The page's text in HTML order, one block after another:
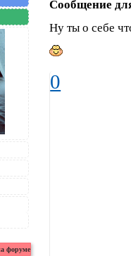
Сообщение
Ну ты о себе
0